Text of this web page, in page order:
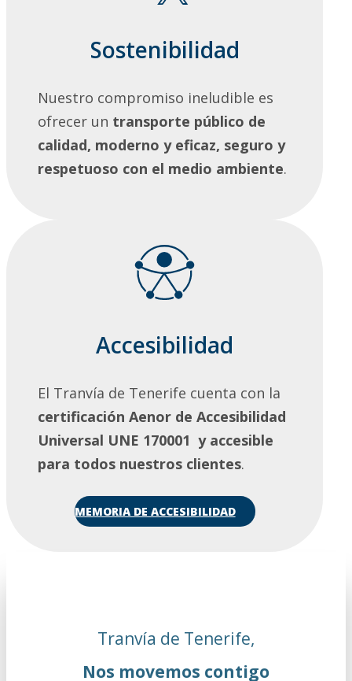
Sostenibilidad
Nuestro compromiso ineludible es
ofrecer un transporte público de
calidad, moderno y eficaz, seguro y
respetuoso con el medio ambiente.
Accesibilidad
El Tranvía de Tenerife cuenta con la
certificación Aenor de Accesibilidad
Universal UNE 170001 y accesible
para todos nuestros clientes.
MEMORIA DE ACCESIBILIDAD
Tranvía de Tenerife,
Nos movemos contigo